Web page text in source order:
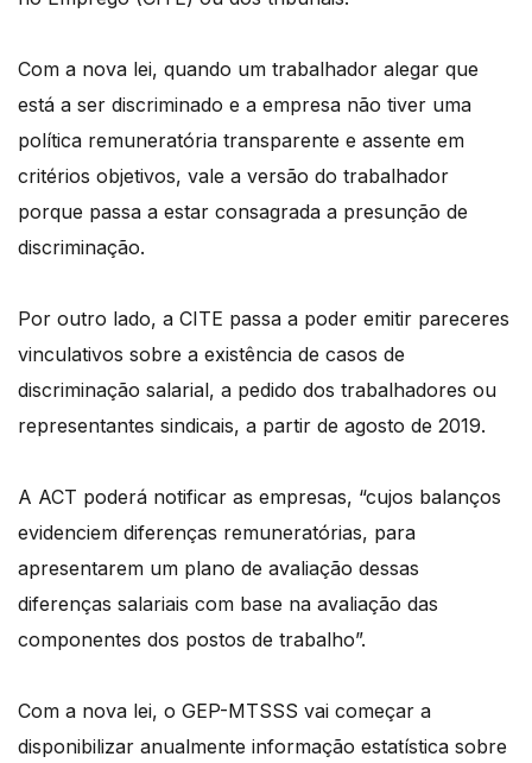
Com a nova lei, quando um trabalhador alegar que
está a ser discriminado e a empresa não tiver uma
política remuneratória transparente e assente em
critérios objetivos, vale a versão do trabalhador
porque passa a estar consagrada a presunção de
discriminação.
Por outro lado, a CITE passa a poder emitir pareceres
vinculativos sobre a existência de casos de
discriminação salarial, a pedido dos trabalhadores ou
representantes sindicais, a partir de agosto de 2019.
A ACT poderá notificar as empresas, “cujos balanços
evidenciem diferenças remuneratórias, para
apresentarem um plano de avaliação dessas
diferenças salariais com base na avaliação das
componentes dos postos de trabalho”.
Com a nova lei, o GEP-MTSSS vai começar a
disponibilizar anualmente informação estatística sobre